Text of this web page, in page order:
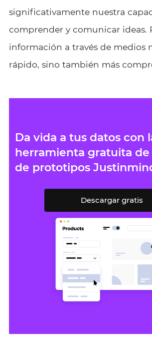
significativamente nuestra
comprender y comunicar ideas.
información a través de medios
rápido, sino también más
Da vida a tus datos con
herramienta gratuita de
de prototipos
Descargar gratis